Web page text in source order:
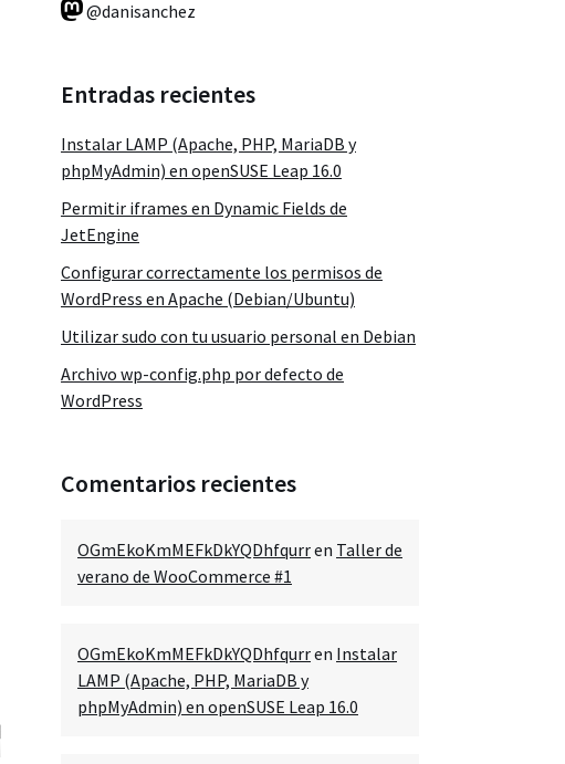
@danisanchez
Entradas recientes
Instalar LAMP (Apache, PHP, MariaDB y
phpMyAdmin) en openSUSE Leap 16.0
Permitir iframes en Dynamic Fields de
JetEngine
Configurar correctamente los permisos de
WordPress en Apache (Debian/Ubuntu)
Utilizar sudo con tu usuario personal en Debian
Archivo wp-config.php por defecto de
WordPress
Comentarios recientes
OGmEkoKmMEFkDkYQDhfqurren Taller de
verano de WooCommerce #1
OGmEkoKmMEFkDkYQDhfqurren Instalar
LAMP (Apache, PHP, MariaDB y
phpMyAdmin) en openSUSE Leap 16.0